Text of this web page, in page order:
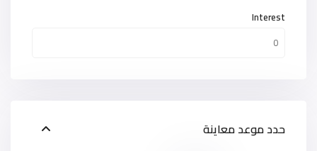
Interest
حدد موعد معاينة